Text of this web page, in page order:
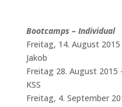
Bootcamps – Individual
Freitag, 14. August
Jakob
Freitag 28. August 2015
KSS
Freitag, 4. September